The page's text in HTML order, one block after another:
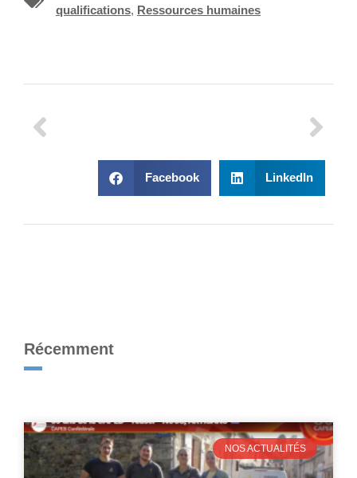
qualifications, Ressources humaines
Facebook LinkedIn
Récemment
NOS ACTUALITÉS